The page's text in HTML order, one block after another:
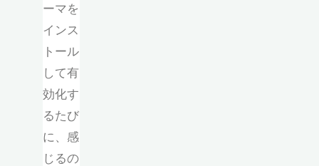
ーマを
インス
トール
して有
効化す
るたび
に、感
じるの